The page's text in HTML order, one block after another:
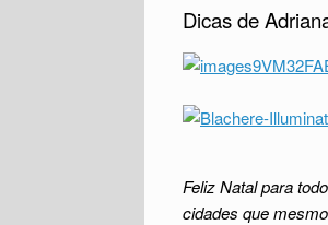
Dicas de
Feliz Natal para
cidades que